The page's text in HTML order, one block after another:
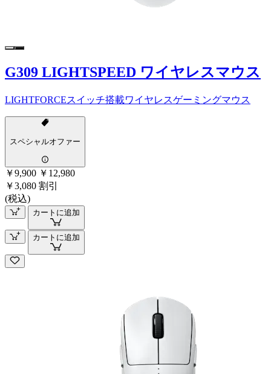
G309 LIGHTSPEED ワイヤレスマウス
LIGHTFORCEスイッチ搭載ワイヤレスゲーミングマウス
スペシャルオファー
￥9,900 ￥12,980
￥3,080 割引
(税込)
カートに追加
カートに追加